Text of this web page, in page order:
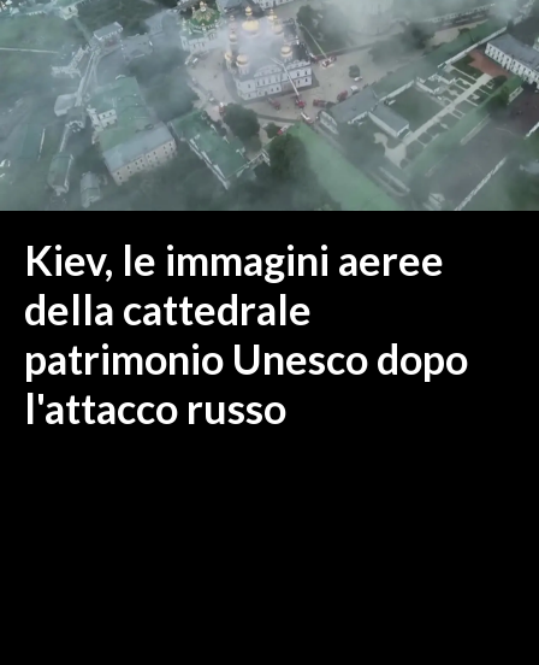
MEDIO CAMPIDANO
ORISTANO E PROVINCIA
SASSARI E PROVINCIA
GALLURA
NUORO E PROVINCIA
OGLIASTRA
ITALIA
MONDO
POLITICA
Kiev, le immagini aeree
della cattedrale
patrimonio Unesco dopo
l'attacco russo